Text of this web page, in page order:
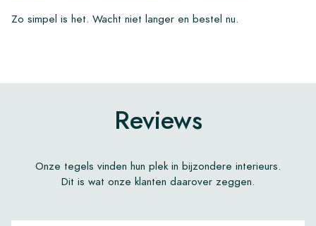
Zo simpel is het. Wacht niet langer en bestel nu.
Reviews
Onze tegels vinden hun plek in bijzondere interieurs.
Dit is wat onze klanten daarover zeggen.